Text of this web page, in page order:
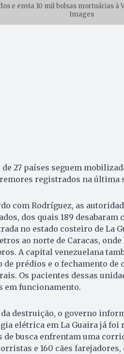
e envia 10 mil bolsas mortuárias
Images
de 27 países seguem
registrados na última
com Rodríguez, as
dos quais 189
no estado costeiro de La
ao norte de Caracas,
A capital venezuelana
de prédios e o fechamento
Os pacientes dessas
em funcionamento.
destruição, o governo
elétrica em La Guaira já foi
de busca enfrentam uma
e 160 cães